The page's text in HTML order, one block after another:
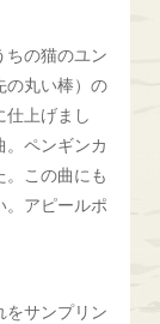
ちの猫のユン
の丸い棒）の
仕上げまし
ペンギンカ
この曲にも
。アピールポ
をサンプリン